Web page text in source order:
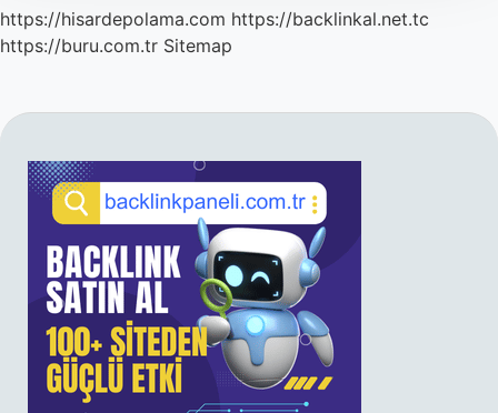
https://hisardepolama.com https://backlinkal.net.tc
https://buru.com.tr Sitemap
SIDEBAR